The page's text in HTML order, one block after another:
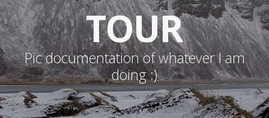
TOUR
Pic documentation of whatever I am
doing :)